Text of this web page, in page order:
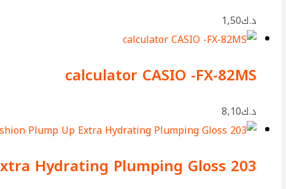
د.ك1٫50
calculator CASIO -FX-82MS
د.ك8٫10
Hydrating Plumping Gloss 203